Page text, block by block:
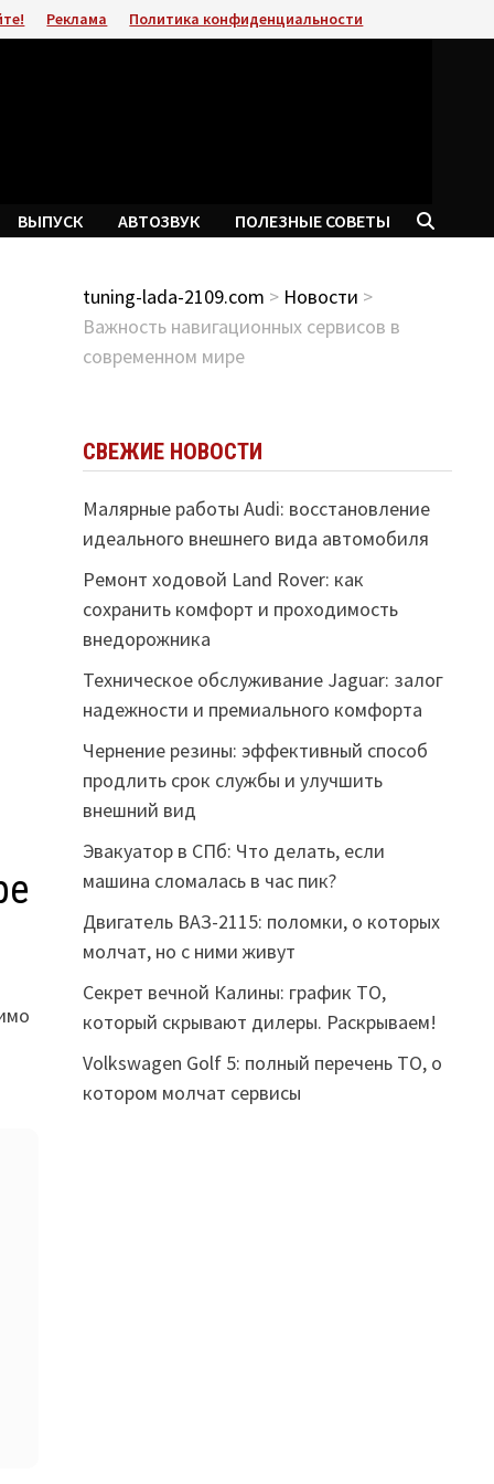
Реклама Политика конфиденциальности
ВЫПУСК АВТОЗВУК ПОЛЕЗНЫЕ СОВЕТЫ
tuning-lada-2109.com > Новости >
Важность навигационных сервисов в
современном мире
СВЕЖИЕ НОВОСТИ
Малярные работы Audi: восстановление
идеального внешнего вида автомобиля
Ремонт ходовой Land Rover: как
сохранить комфорт и проходимость
внедорожника
Техническое обслуживание Jaguar: залог
надежности и премиального комфорта
Чернение резины: эффективный способ
продлить срок службы и улучшить
внешний вид
Эвакуатор в СПб: Что делать, если
машина сломалась в час пик?
Двигатель ВАЗ-2115: поломки, о которых
молчат, но с ними живут
Секрет вечной Калины: график ТО,
который скрывают дилеры. Раскрываем!
Volkswagen Golf 5: полный перечень ТО, о
котором молчат сервисы